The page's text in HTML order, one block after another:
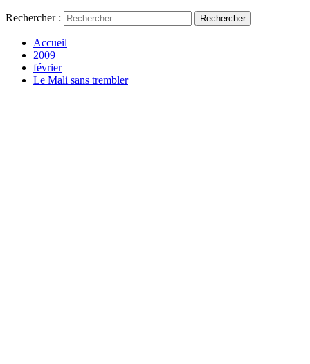
Rechercher :
Accueil
2009
février
Le Mali sans trembler